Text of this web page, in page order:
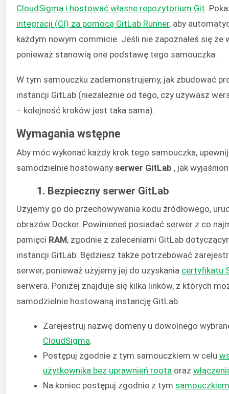
CloudSigma i hostować własne repozytorium Git.
integracji (CI) za pomocą GitLab Runner, aby
każdym nowym commicie. Jeśli nie zapoznałeś się
ponieważ stanowią one podstawę tego samouczka.
W tym samouczku zademonstrujemy, jak zbudować
instancji GitLab (niezależnie od tego, czy używasz
– kolejność kroków jest taka sama).
Wymagania wstępne
Aby móc wykonać każdy krok tego samouczka,
samodzielnie hostowany serwer GitLab , jak
1. Bezpieczny serwer GitLab
Użyjemy go do przechowywania kodu źródłowego,
obrazów Docker. Powinieneś posiadać serwer z co
pamięci RAM, zgodnie z zaleceniami GitLab
instancji GitLab. Będziesz także potrzebować
serwer, ponieważ użyjemy jej do uzyskania certyfikatu
serwera. Poniżej znajduje się kilka linków, z których
samodzielnie hostowaną instancję GitLab.
Zarejestruj nazwę domeny u dowolnego
CloudSigma
Postępuj zgodnie z tym samouczkiem w celu
użytkownika bez uprawnień roota oraz
Na koniec postępuj zgodnie z tym